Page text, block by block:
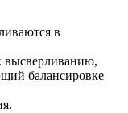
в
высверливанию,
балансировке